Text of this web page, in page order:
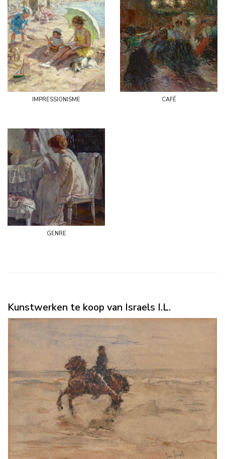
impressionisme café
genre
Kunstwerken te koop van Israels I.L.